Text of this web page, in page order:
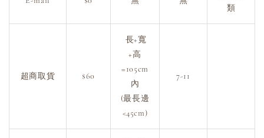
類
超商取貨 $60
長+寬
+高
=105cm
內
(最長邊
<45cm)
7-11